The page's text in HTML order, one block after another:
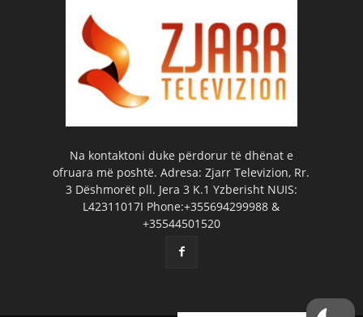
Na kontaktoni duke përdorur të dhënat e
ofruara më poshtë. Adresa: Zjarr Televizion, Rr.
3 Dëshmorët pll. Jera 3 K.1 Yzberisht NUIS:
L42311017I Phone:+355694299988 &
+35544501520